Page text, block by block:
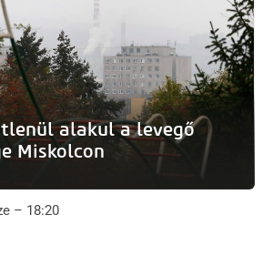
alakul a levegő
Miskolcon
– 18:20